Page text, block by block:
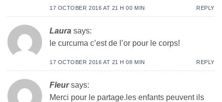
17 OCTOBER 2016 AT 21 H 00 MIN REPLY
Laura says:
le curcuma c’est de l’or pour le corps!
17 OCTOBER 2016 AT 21 H 08 MIN REPLY
Fleur says:
Merci pour le partage.les enfants peuvent ils